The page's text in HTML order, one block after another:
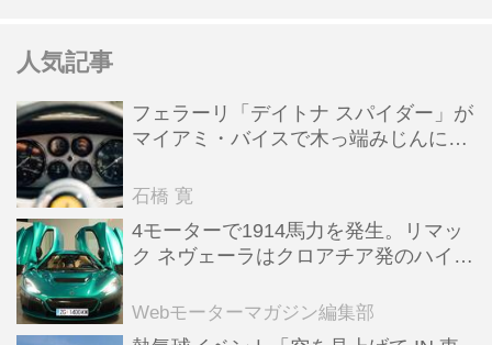
人気記事
フェラーリ「デイトナ スパイダー」が
マイアミ・バイスで木っ端みじんにな
石橋 寛
4モーターで1914馬力を発生。リマッ
ク ネヴェーラはクロアチア発のハイパ
全版／115】
Webモーターマガジン編集部